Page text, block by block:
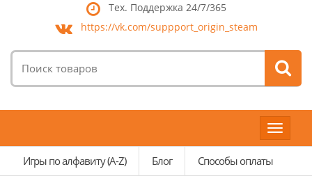
Тех. Поддержка 24/7/365
https://vk.com/suppport_origin_steam
товаров:
Toggle
Игры по алфавиту (A-Z)
Блог Способы оплаты